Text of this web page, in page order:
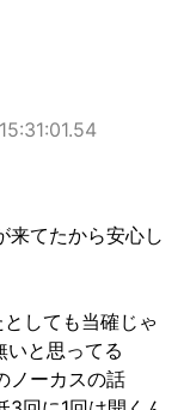
来てたから安心し
しても当確じゃ
いと思ってる
ノーカスの話